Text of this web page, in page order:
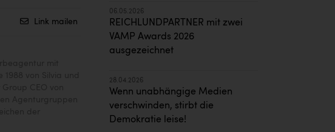
Link mailen
06.05.2026
REICHLUNDPARTNER mit zwei
VAMP Awards 2026
ausgezeichnet
28.04.2026
Wenn unabhängige Medien
verschwinden, stirbt die
Demokratie leise!